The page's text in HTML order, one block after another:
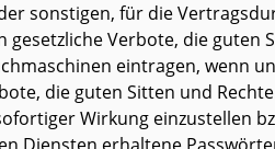
sonstigen, für die
gesetzliche Verbote, die
eintragen, wenn
die guten Sitten und
Wirkung einzustellen